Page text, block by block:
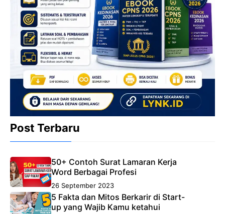
Post Terbaru
50+ Contoh Surat Lamaran Kerja
Word Berbagai Profesi
26 September 2023
5 Fakta dan Mitos Berkarir di Start-
up yang Wajib Kamu ketahui